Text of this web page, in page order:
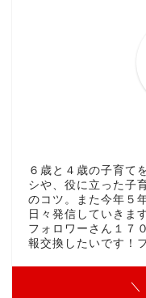
６歳と４歳の子育て
シや、役に立った子
のコツ。また今年５
日々発信していきま
フォロワーさん１７
報交換したいです！